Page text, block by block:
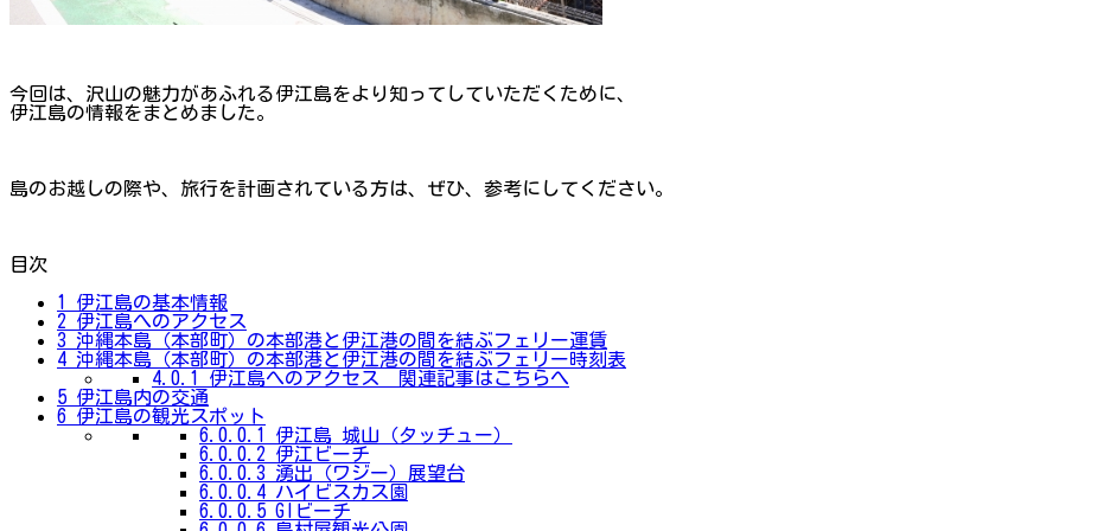
今回は、沢山の魅力があふれる伊江島をより知ってしていただくために、
伊江島の情報をまとめました。
島のお越しの際や、旅行を計画されている方は、ぜひ、参考にしてください。
目次
1
伊江島の基本情報
2 伊江島へのアクセス
3 沖縄本島（本部町）の本部港と伊江港の間を結ぶフェリー運賃
4 沖縄本島（本部町）の本部港と伊江港の間を結ぶフェリー時刻表
4.0.1
伊江島へのアクセス 関連記事はこちらへ
5伊江島内の交通
6 伊江島の観光スポット
6.0.0.1
伊江島 城山（タッチュー）
6.0.0.2 伊江ビーチ
6.0.0.3 湧出（ワジー）展望台
6.0.0.4 ハイビスカス園
6.0.0.5GIビーチ